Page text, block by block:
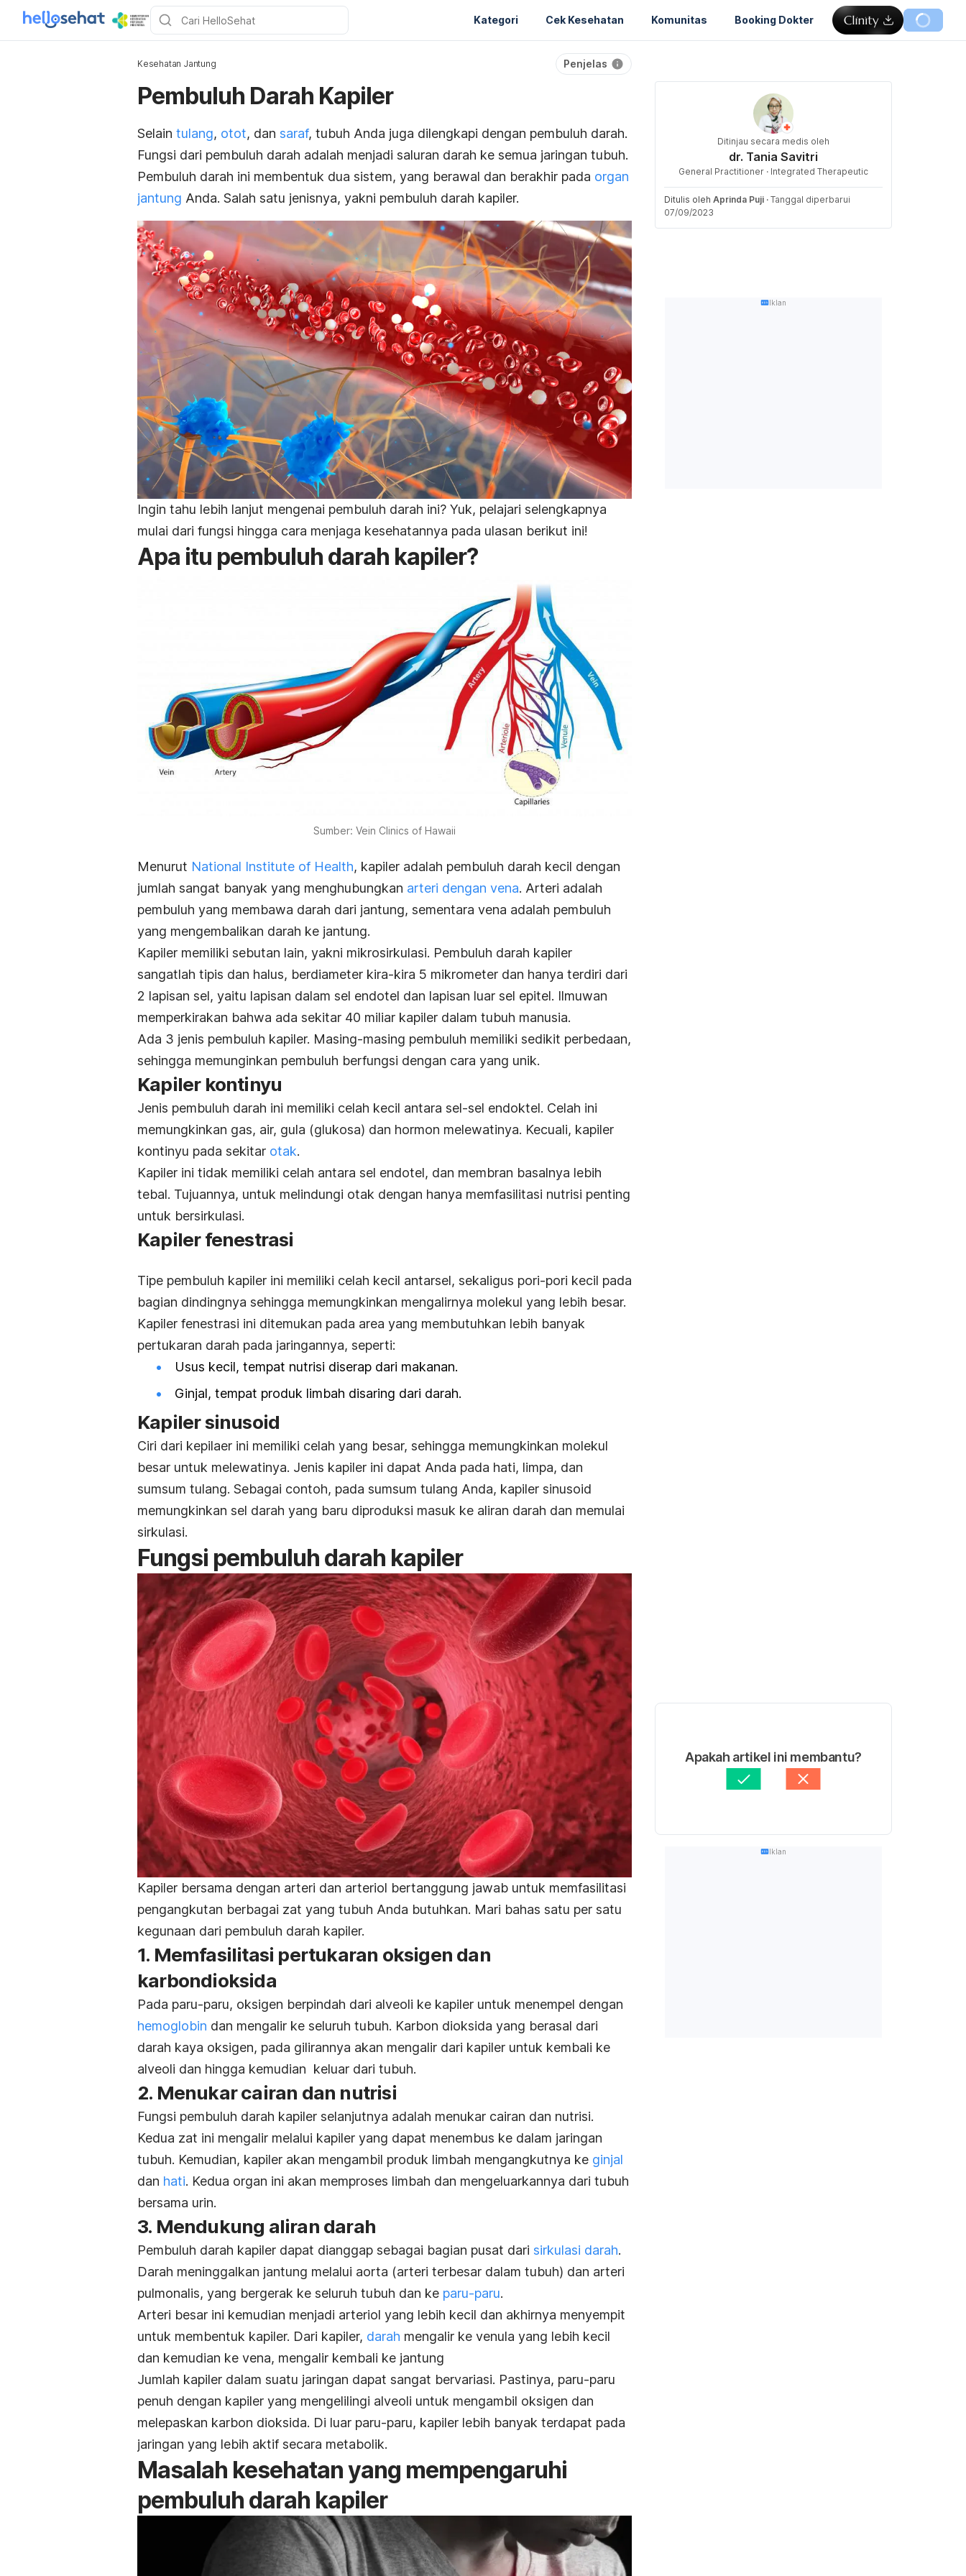
Kategori Cek Kesehatan Komunitas Booking Dokter
Kesehatan Jantung Penjelas
Pembuluh Darah Kapiler
Selain tulang, otot, dan saraf, tubuh Anda juga dilengkapi dengan pembuluh darah.
Fungsi dari pembuluh darah adalah menjadi saluran darah ke semua jaringan tubuh.
Pembuluh darah ini membentuk dua sistem, yang berawal dan berakhir pada organ
jantung Anda. Salah satu jenisnya, yakni pembuluh darah kapiler.
Ingin tahu lebih lanjut mengenai pembuluh darah ini? Yuk, pelajari selengkapnya
mulai dari fungsi hingga cara menjaga kesehatannya pada ulasan berikut ini!
Apa itu pembuluh darah kapiler?
Sumber: Vein Clinics of Hawaii
Menurut National Institute of Health, kapiler adalah pembuluh darah kecil dengan
jumlah sangat banyak yang menghubungkan arteri dengan vena. Arteri adalah
pembuluh yang membawa darah dari jantung, sementara vena adalah pembuluh
yang mengembalikan darah ke jantung.
Kapiler memiliki sebutan lain, yakni mikrosirkulasi. Pembuluh darah kapiler
sangatlah tipis dan halus, berdiameter kira-kira 5 mikrometer dan hanya terdiri dari
2 lapisan sel, yaitu lapisan dalam sel endotel dan lapisan luar sel epitel. Ilmuwan
memperkirakan bahwa ada sekitar 40 miliar kapiler dalam tubuh manusia.
Ada 3 jenis pembuluh kapiler. Masing-masing pembuluh memiliki sedikit perbedaan,
sehingga memunginkan pembuluh berfungsi dengan cara yang unik.
Kapiler kontinyu
Jenis pembuluh darah ini memiliki celah kecil antara sel-sel endoktel. Celah ini
memungkinkan gas, air, gula (glukosa) dan hormon melewatinya. Kecuali, kapiler
kontinyu pada sekitar otak.
Kapiler ini tidak memiliki celah antara sel endotel, dan membran basalnya lebih
tebal. Tujuannya, untuk melindungi otak dengan hanya memfasilitasi nutrisi penting
untuk bersirkulasi.
Kapiler fenestrasi
Tipe pembuluh kapiler ini memiliki celah kecil antarsel, sekaligus pori-pori kecil pada
bagian dindingnya sehingga memungkinkan mengalirnya molekul yang lebih besar.
Kapiler fenestrasi ini ditemukan pada area yang membutuhkan lebih banyak
pertukaran darah pada jaringannya, seperti:
Usus kecil, tempat nutrisi diserap dari makanan.
Ginjal, tempat produk limbah disaring dari darah.
Kapiler sinusoid
Ciri dari kepilaer ini memiliki celah yang besar, sehingga memungkinkan molekul
besar untuk melewatinya. Jenis kapiler ini dapat Anda pada hati, limpa, dan
sumsum tulang. Sebagai contoh, pada sumsum tulang Anda, kapiler sinusoid
memungkinkan sel darah yang baru diproduksi masuk ke aliran darah dan memulai
sirkulasi.
Fungsi pembuluh darah kapiler
Kapiler bersama dengan arteri dan arteriol bertanggung jawab untuk memfasilitasi
pengangkutan berbagai zat yang tubuh Anda butuhkan. Mari bahas satu per satu
kegunaan dari pembuluh darah kapiler.
1. Memfasilitasi pertukaran oksigen dan
karbondioksida
Pada paru-paru, oksigen berpindah dari alveoli ke kapiler untuk menempel dengan
hemoglobin dan mengalir ke seluruh tubuh. Karbon dioksida yang berasal dari
darah kaya oksigen, pada gilirannya akan mengalir dari kapiler untuk kembali ke
alveoli dan hingga kemudian keluar dari tubuh.
2. Menukar cairan dan nutrisi
Fungsi pembuluh darah kapiler selanjutnya adalah menukar cairan dan nutrisi.
Kedua zat ini mengalir melalui kapiler yang dapat menembus ke dalam jaringan
tubuh. Kemudian, kapiler akan mengambil produk limbah mengangkutnya ke ginjal
dan hati. Kedua organ ini akan memproses limbah dan mengeluarkannya dari tubuh
bersama urin.
3. Mendukung aliran darah
Pembuluh darah kapiler dapat dianggap sebagai bagian pusat dari sirkulasi darah.
Darah meninggalkan jantung melalui aorta (arteri terbesar dalam tubuh) dan arteri
pulmonalis, yang bergerak ke seluruh tubuh dan ke paru-paru.
Arteri besar ini kemudian menjadi arteriol yang lebih kecil dan akhirnya menyempit
untuk membentuk kapiler. Dari kapiler, darah mengalir ke venula yang lebih kecil
dan kemudian ke vena, mengalir kembali ke jantung
Jumlah kapiler dalam suatu jaringan dapat sangat bervariasi. Pastinya, paru-paru
penuh dengan kapiler yang mengelilingi alveoli untuk mengambil oksigen dan
melepaskan karbon dioksida. Di luar paru-paru, kapiler lebih banyak terdapat pada
jaringan yang lebih aktif secara metabolik.
Masalah kesehatan yang mempengaruhi
pembuluh darah kapiler
Ditinjau secara medis oleh
dr. Tania Savitri
General Practitioner · Integrated Therapeutic
Ditulis oleh Aprinda Puji · Tanggal diperbarui
07/09/2023
Iklan
Apakah artikel ini membantu?
Iklan